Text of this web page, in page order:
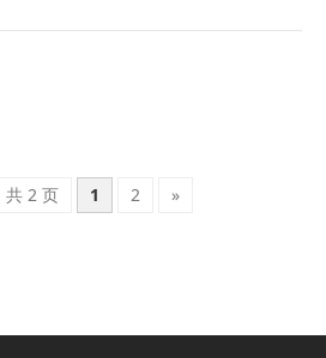
共 2 页 1 2 »